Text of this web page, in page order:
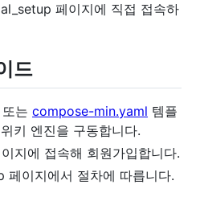
페이지에 직접 접속하
드
또는 compose-min.yaml 템플
키 엔진을 구동합니다.
지에 접속해 회원가입합니다.
이지에서 절차에 따릅니다.